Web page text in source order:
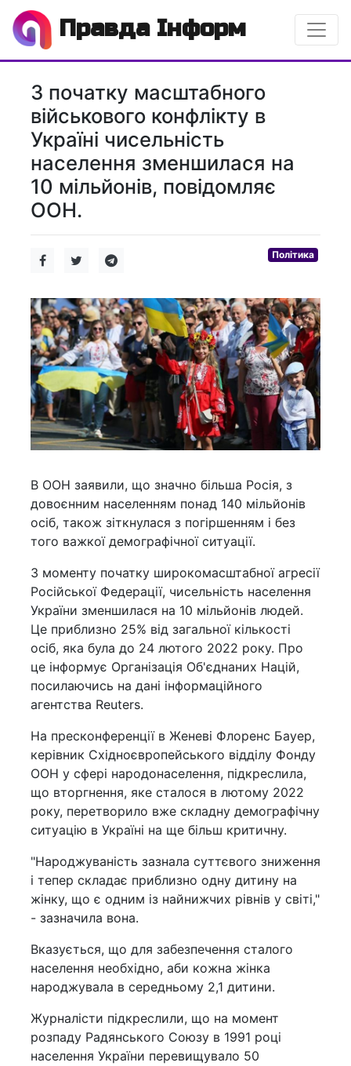
Правда Інформ
З початку масштабного
військового конфлікту в
Україні чисельність
населення зменшилася на
10 мільйонів, повідомляє
ООН.
Політика
В ООН заявили, що значно більша Росія, з
довоєнним населенням понад 140 мільйонів
осіб, також зіткнулася з погіршенням і без
того важкої демографічної ситуації.
З моменту початку широкомасштабної агресії
Російської Федерації, чисельність населення
України зменшилася на 10 мільйонів людей.
Це приблизно 25% від загальної кількості
осіб, яка була до 24 лютого 2022 року. Про
це інформує Організація Об'єднаних Націй,
посилаючись на дані інформаційного
агентства Reuters.
На пресконференції в Женеві Флоренс Бауер,
керівник Східноєвропейського відділу Фонду
ООН у сфері народонаселення, підкреслила,
що вторгнення, яке сталося в лютому 2022
року, перетворило вже складну демографічну
ситуацію в Україні на ще більш критичну.
"Народжуваність зазнала суттєвого зниження
і тепер складає приблизно одну дитину на
жінку, що є одним із найнижчих рівнів у світі,"
- зазначила вона.
Вказується, що для забезпечення сталого
населення необхідно, аби кожна жінка
народжувала в середньому 2,1 дитини.
Журналісти підкреслили, що на момент
розпаду Радянського Союзу в 1991 році
населення України перевищувало 50